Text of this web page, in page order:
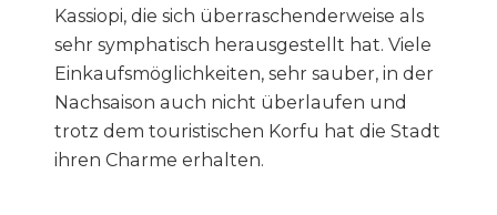
Kassiopi, die sich überraschenderweise als
sehr symphatisch herausgestellt hat. Viele
Einkaufsmöglichkeiten, sehr sauber, in der
Nachsaison auch nicht überlaufen und
trotz dem touristischen Korfu hat die Stadt
ihren Charme erhalten.